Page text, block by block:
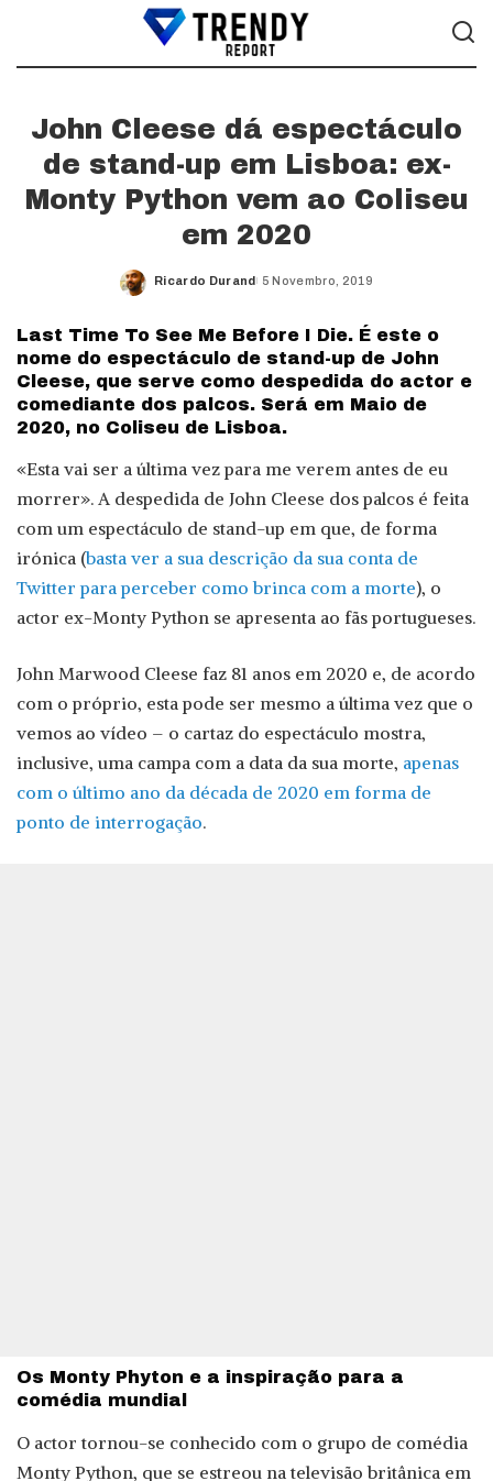
John Cleese dá espectáculo
de stand-up em Lisboa: ex-
Monty Python vem ao Coliseu
em 2020
Posted
Ricardo Durand 5 Novembro, 2019
Last Time To See Me Before I Die. É este o
nome do espectáculo de stand-up de John
Cleese, que serve como despedida do actor e
comediante dos palcos. Será em Maio de
2020, no Coliseu de Lisboa.
«Esta vai ser a última vez para me verem antes de eu
morrer». A despedida de John Cleese dos palcos é feita
com um espectáculo de stand-up em que, de forma
irónica (basta ver a sua descrição da sua conta de
Twitter para perceber como brinca com a morte), o
actor ex-Monty Python se apresenta ao fãs portugueses.
John Marwood Cleese faz 81 anos em 2020 e, de acordo
com o próprio, esta pode ser mesmo a última vez que o
vemos ao vídeo – o cartaz do espectáculo mostra,
inclusive, uma campa com a data da sua morte, apenas
com o último ano da década de 2020 em forma de
ponto de interrogação.
Os Monty Phyton e a inspiração para a
comédia mundial
O actor tornou-se conhecido com o grupo de comédia
Monty Python, que se estreou na televisão britânica em